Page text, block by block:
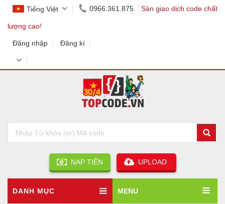
Tiếng Việt 0966.361.875 Sàn giao dịch code chất
lượng cao!
Đăng nhập Đăng kí
NẠP TIỀN UPLOAD
DANH MỤC MENU